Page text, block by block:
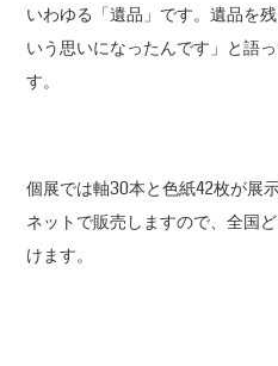
いわゆる「遺品」です。遺品を
いう思いになったんです」と語
す。
個展では軸30本と色紙42枚が展
ネットで販売しますので、全国
けます。